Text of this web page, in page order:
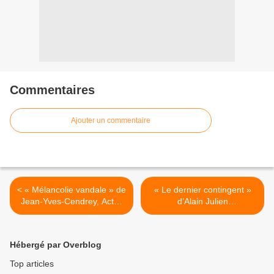
Commentaires
Ajouter un commentaire
< « Mélancolie vandale » de
Jean-Yves-Cendrey, Actes
Sud, 2012 (F)
« Le dernier contingent »
d’Alain Julien
Rudefoucauld, Tristram,
Hébergé par Overblog
Top articles